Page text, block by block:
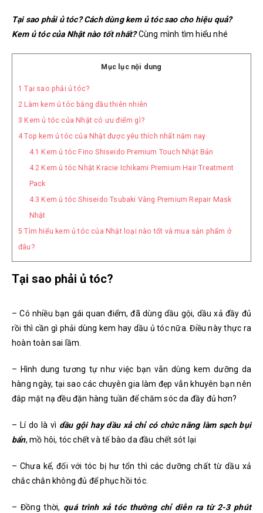
Tại sao phải ủ tóc? Cách dùng kem ủ tóc sao cho hiệu quả?
Kem ủ tóc của Nhật nào tốt nhất?Cùng mình tìm hiểu nhé
Mục lục nội dung
1 Tại sao phải ủ tóc?
2 Làm kem ủ tóc bằng dầu thiên nhiên
3 Kem ủ tóc của Nhật có ưu điểm gì?
4Top kem ủ tóc của Nhật được yêu thích nhất năm nay
4.1 Kem ủ tóc Fino Shiseido Premium Touch Nhật Bản
4.2 Kem ủ tóc Nhật Kracie Ichikami Premium Hair Treatment
Pack
4.3 Kem ủ tóc Shiseido Tsubaki Vàng Premium Repair Mask
Nhật
5 Tìm hiểu kem ủ tóc của Nhật loại nào tốt và mua sản phẩm ở
đâu?
Tại sao phải ủ tóc?
– Có nhiều bạn gái quan điểm, đã dùng dầu gội, dầu xả đầy đủ
rồi thì cần gì phải dùng kem hay dầu ủ tóc nữa. Điều này thực ra
hoàn toàn sai lầm.
– Hình dung tương tự như việc bạn vẫn dùng kem dưỡng da
hàng ngày, tại sao các chuyên gia làm đẹp vẫn khuyên bạn nên
đắp mặt nạ đều đặn hàng tuần để chăm sóc da đầy đủ hơn?
– Lí do là vì dầu gội hay dầu xả chỉ có chức năng làm sạch bụi
bẩn, mồ hôi, tóc chết và tế bào da đầu chết sót lại
– Chưa kể, đối với tóc bị hư tổn thì các dưỡng chất từ dầu xả
chắc chắn không đủ để phục hồi tóc.
– Đồng thời, quá trình xả tóc thường chỉ diễn ra từ 2-3 phút